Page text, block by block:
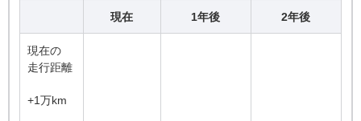
現在 1年後 2年後
現在の
走行距離
+1万km